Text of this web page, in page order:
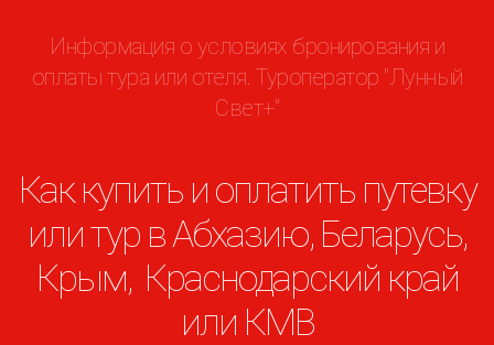
Информация о условиях бронирования и
оплаты тура или отеля. Туроператор "Лунный
Свет+"
Как купить и оплатить путевку
или тур в Абхазию, Беларусь,
Крым, Краснодарский край
или КМВ